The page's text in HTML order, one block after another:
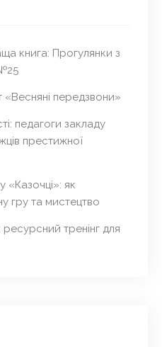
книга: Прогулянки з
«Весняні передзвони»
педагоги закладу
престижної
«Казочці»: як
гру та мистецтво
ресурсний тренінг для